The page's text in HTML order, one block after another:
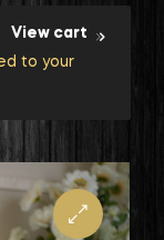
View cart
to your